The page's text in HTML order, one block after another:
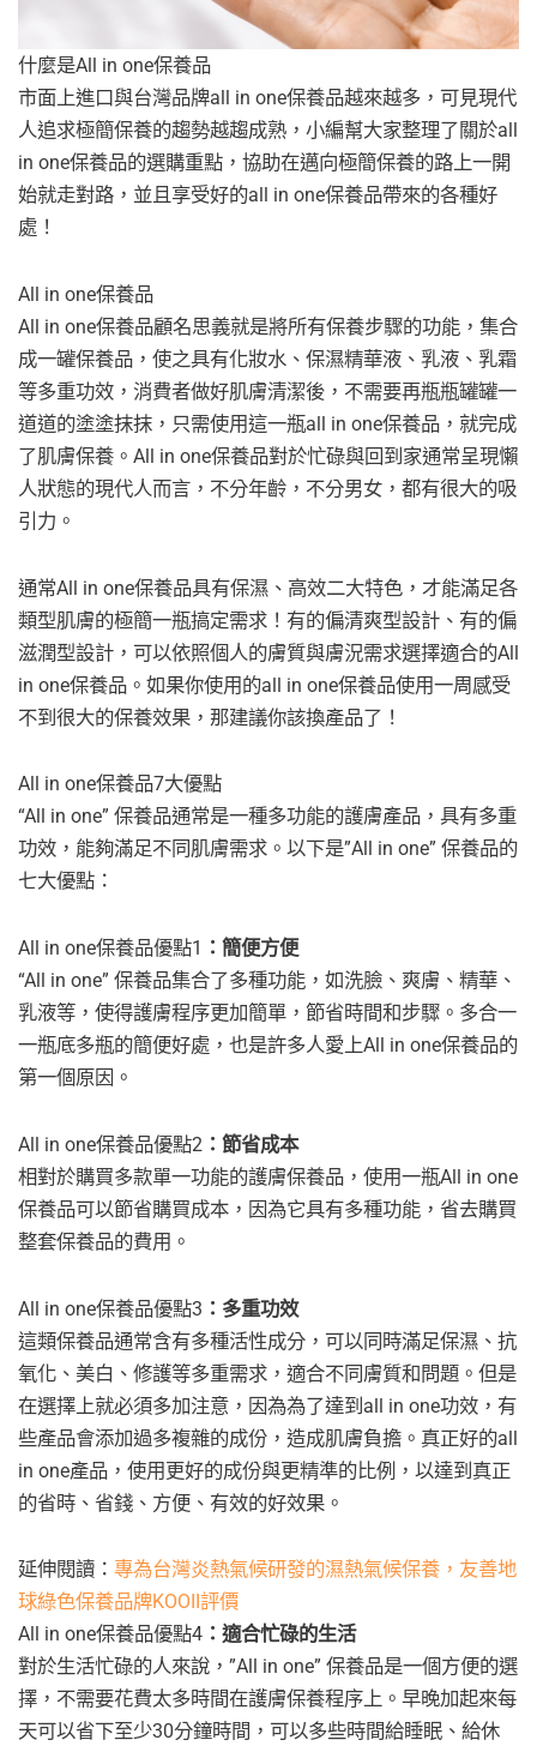
什麼是All in one保養品
市面上進口與台灣品牌all in one保養品越來越多，可見現代
人追求極簡保養的趨勢越趨成熟，小編幫大家整理了關於all
in one保養品的選購重點，協助在邁向極簡保養的路上一開
始就走對路，並且享受好的all in one保養品帶來的各種好
處！
All in one保養品
All in one保養品顧名思義就是將所有保養步驟的功能，集合
成一罐保養品，使之具有化妝水、保濕精華液、乳液、乳霜
等多重功效，消費者做好肌膚清潔後，不需要再瓶瓶罐罐一
道道的塗塗抹抹，只需使用這一瓶all in one保養品，就完成
了肌膚保養。All in one保養品對於忙碌與回到家通常呈現懶
人狀態的現代人而言，不分年齡，不分男女，都有很大的吸
引力。
通常All in one保養品具有保濕、高效二大特色，才能滿足各
類型肌膚的極簡一瓶搞定需求！有的偏清爽型設計、有的偏
滋潤型設計，可以依照個人的膚質與膚況需求選擇適合的All
in one保養品。如果你使用的all in one保養品使用一周感受
不到很大的保養效果，那建議你該換產品了！
All in one保養品7大優點
“All in one” 保養品通常是一種多功能的護膚產品，具有多重
功效，能夠滿足不同肌膚需求。以下是”All in one” 保養品的
七大優點：
All in one保養品優點1 ：簡便方便
“All in one” 保養品集合了多種功能，如洗臉、爽膚、精華、
乳液等，使得護膚程序更加簡單，節省時間和步驟。多合一
一瓶底多瓶的簡便好處，也是許多人愛上All in one保養品的
第一個原因。
All in one保養品優點2 ：節省成本
相對於購買多款單一功能的護膚保養品，使用一瓶All in one
保養品可以節省購買成本，因為它具有多種功能，省去購買
整套保養品的費用。
All in one保養品優點3 ：多重功效
這類保養品通常含有多種活性成分，可以同時滿足保濕、抗
氧化、美白、修護等多重需求，適合不同膚質和問題。但是
在選擇上就必須多加注意，因為為了達到all in one功效，有
些產品會添加過多複雜的成份，造成肌膚負擔。真正好的all
in one產品，使用更好的成份與更精準的比例，以達到真正
的省時、省錢、方便、有效的好效果。
延伸閱讀： 專為台灣炎熱氣候研發的濕熱氣候保養，友善地
球綠色保養品牌KOOII評價
All in one保養品優點4 ：適合忙碌的生活
對於生活忙碌的人來說，”All in one” 保養品是一個方便的選
擇，不需要花費太多時間在護膚保養程序上。早晚加起來每
天可以省下至少30分鐘時間，可以多些時間給睡眠、給休